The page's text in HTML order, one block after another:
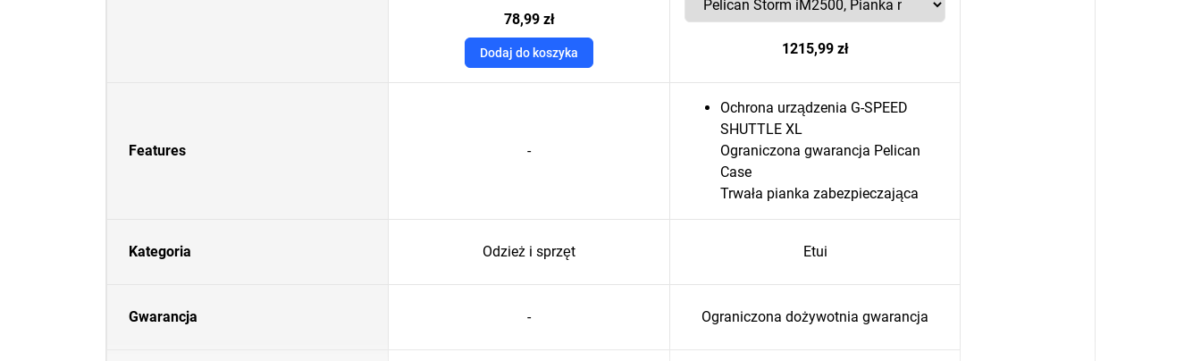
78,99 zł
Dodaj do koszyka 1215,99 zł
Features -
Ochrona urządzenia G-SPEED
SHUTTLE XL
Ograniczona gwarancja Pelican
Case
Trwała pianka zabezpieczająca
Kategoria Odzież i sprzęt Etui
Gwarancja - Ograniczona dożywotnia gwarancja